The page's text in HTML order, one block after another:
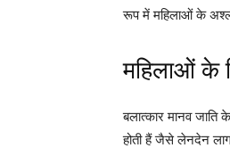
रूप में महिलाओं के
महिलाओं के
बलात्कार मानव
होती हैं जैसे लेनदेन